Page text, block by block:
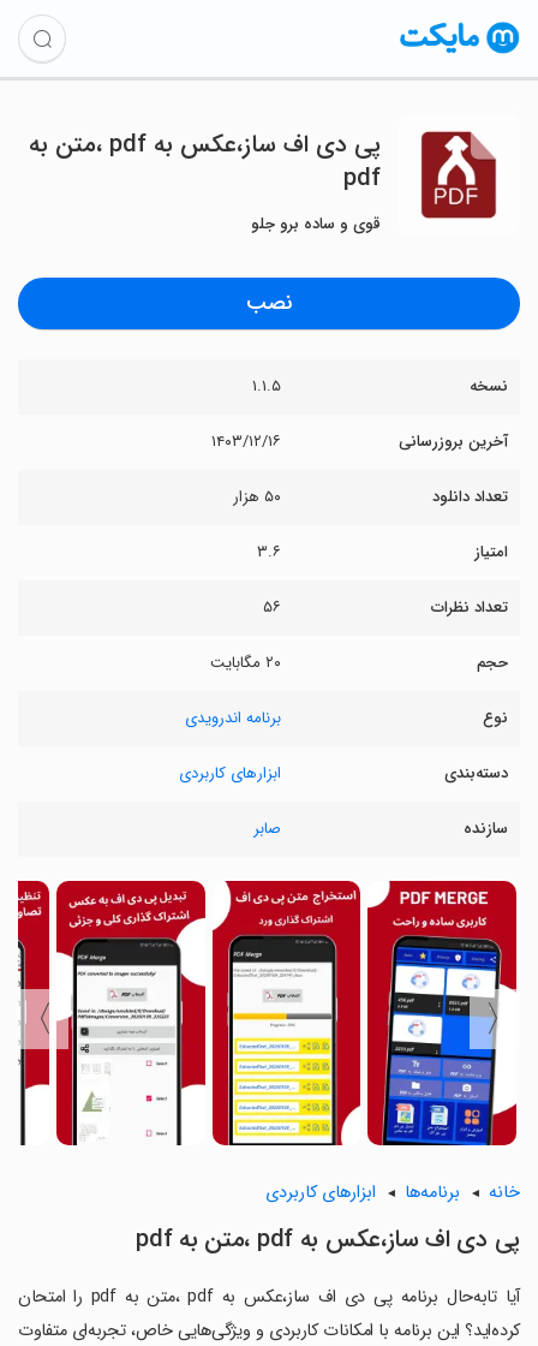
‏‏پی دی اف ساز،عکس به pdf ،متن به
pdf
قوی و ساده برو جلو
نصب
نسخه ۱.۱.۵
آخرین بروزرسانی ۱۴۰۳/۱۲/۱۶
تعداد دانلود ۵۰ هزار
امتیاز ۳.۶
تعداد نظرات ۵۶
حجم ۲۰ مگابایت
نوع برنامه اندرویدی
دسته‌بندی ابزارهای کاربردی
سازنده صابر
〈
〉
خانه برنامه‌ها ابزارهای کاربردی
‏‏پی دی اف ساز،عکس به pdf ،متن به pdf
آیا تابه‌حال برنامه ‏‏پی دی اف ساز،عکس به pdf ،متن به pdf را امتحان
کرده‌اید؟ این برنامه با امکانات کاربردی و ویژگی‌هایی خاص، تجربه‌ای متفاوت